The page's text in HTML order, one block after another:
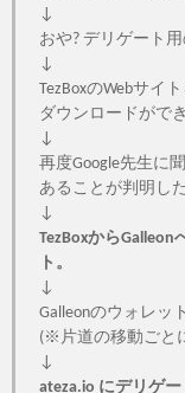
↓
おや? デリゲート
↓
TezBoxのWebサイ
ダウンロードがで
↓
再度Google先生に
あることが判明し
↓
TezBoxから
ト。
↓
Galleonのウォレッ
(※片道の移動ごと
↓
ateza.io にデリゲー